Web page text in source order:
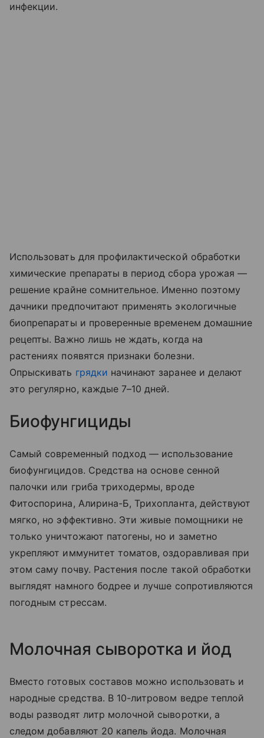
инфекции.
Использовать для профилактической обработки
химические препараты в период сбора урожая —
решение крайне сомнительное. Именно поэтому
дачники предпочитают применять экологичные
биопрепараты и проверенные временем домашние
рецепты. Важно лишь не ждать, когда на
растениях появятся признаки болезни.
Опрыскивать грядки начинают заранее и делают
это регулярно, каждые 7–10 дней.
Биофунгициды
Самый современный подход — использование
биофунгицидов. Средства на основе сенной
палочки или гриба триходермы, вроде
Фитоспорина, Алирина-Б, Трихопланта, действуют
мягко, но эффективно. Эти живые помощники не
только уничтожают патогены, но и заметно
укрепляют иммунитет томатов, оздоравливая при
этом саму почву. Растения после такой обработки
выглядят намного бодрее и лучше сопротивляются
погодным стрессам.
Молочная сыворотка и йод
Вместо готовых составов можно использовать и
народные средства. В 10-литровом ведре теплой
воды разводят литр молочной сыворотки, а
следом добавляют 20 капель йода. Молочная